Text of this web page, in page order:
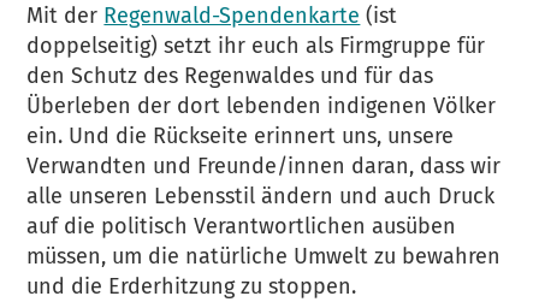
Mit der Regenwald-Spendenkarte (ist
doppelseitig) setzt ihr euch als Firmgruppe für
den Schutz des Regenwaldes und für das
Überleben der dort lebenden indigenen Völker
ein. Und die Rückseite erinnert uns, unsere
Verwandten und Freunde/innen daran, dass wir
alle unseren Lebensstil ändern und auch Druck
auf die politisch Verantwortlichen ausüben
müssen, um die natürliche Umwelt zu bewahren
und die Erderhitzung zu stoppen.